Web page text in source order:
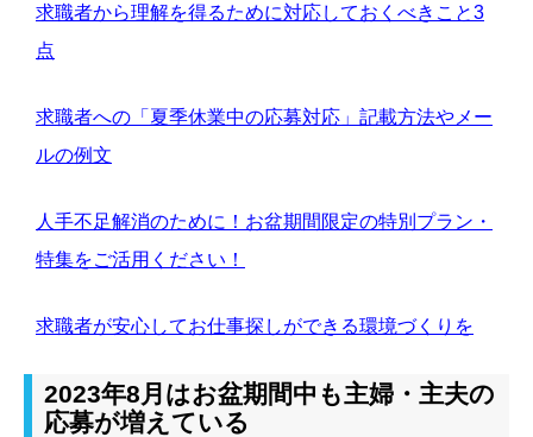
求職者から理解を得るために対応しておくべきこと3
点
求職者への「夏季休業中の応募対応」記載方法やメー
ルの例文
人手不足解消のために！お盆期間限定の特別プラン・
特集をご活用ください！
求職者が安心してお仕事探しができる環境づくりを
2023年8月はお盆期間中も主婦・主夫の
応募が増えている